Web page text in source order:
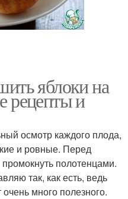
яблоки на
рецепты и
осмотр каждого плода,
и ровные. Перед
полотенцами.
так, как есть, ведь
много полезного.